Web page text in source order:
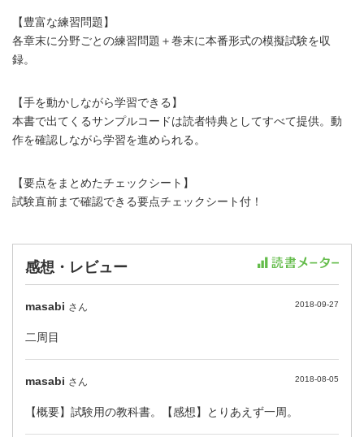
【豊富な練習問題】
各章末に分野ごとの練習問題＋巻末に本番形式の模擬試験を収
録。
【手を動かしながら学習できる】
本書で出てくるサンプルコードは読者特典としてすべて提供。動
作を確認しながら学習を進められる。
【要点をまとめたチェックシート】
試験直前まで確認できる要点チェックシート付！
感想・レビュー
masabi さん 2018-09-27
二周目
masabi さん 2018-08-05
【概要】試験用の教科書。【感想】とりあえず一周。